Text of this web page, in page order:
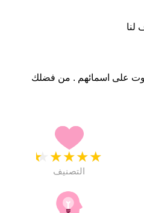
★
★
★
★
★
التصنيف